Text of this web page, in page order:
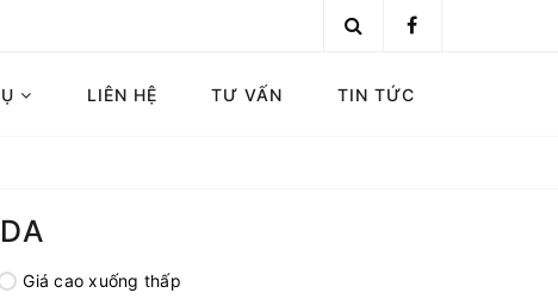
LIÊN HỆ TƯ VẤN TIN TỨC
Giá cao xuống thấp